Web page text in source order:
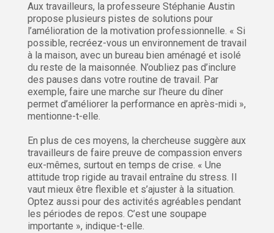
Aux travailleurs, la professeure Stéphanie Austin
propose plusieurs pistes de solutions pour
l’amélioration de la motivation professionnelle. « Si
possible, recréez-vous un environnement de travail
à la maison, avec un bureau bien aménagé et isolé
du reste de la maisonnée. N’oubliez pas d’inclure
des pauses dans votre routine de travail. Par
exemple, faire une marche sur l’heure du dîner
permet d’améliorer la performance en après-midi »,
mentionne-t-elle.
En plus de ces moyens, la chercheuse suggère aux
travailleurs de faire preuve de compassion envers
eux-mêmes, surtout en temps de crise. « Une
attitude trop rigide au travail entraîne du stress. Il
vaut mieux être flexible et s’ajuster à la situation.
Optez aussi pour des activités agréables pendant
les périodes de repos. C’est une soupape
importante », indique-t-elle.